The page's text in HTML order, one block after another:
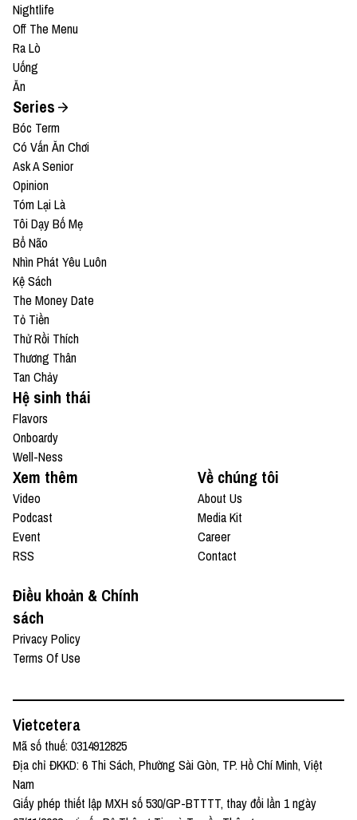
Nightlife
Off The Menu
Ra Lò
Uống
Ăn
Series
Bóc Term
Có Vấn Ăn Chơi
Ask A Senior
Opinion
Tóm Lại Là
Tôi Dạy Bố Mẹ
Bổ Não
Nhìn Phát Yêu Luôn
Kệ Sách
The Money Date
Tỏ Tiền
Thử Rồi Thích
Thương Thân
Tan Chảy
Hệ sinh thái
Flavors
Onboardy
Well-Ness
Xem thêm
Video
Podcast
Event
RSS
Về chúng tôi
About Us
Media Kit
Career
Contact
Điều khoản & Chính
sách
Privacy Policy
Terms Of Use
Vietcetera
Mã số thuế: 0314912825
Địa chỉ ĐKKD: 6 Thi Sách, Phường Sài Gòn, TP. Hồ Chí Minh, Việt
Nam
Giấy phép thiết lập MXH số 530/GP-BTTTT, thay đổi lần 1 ngày